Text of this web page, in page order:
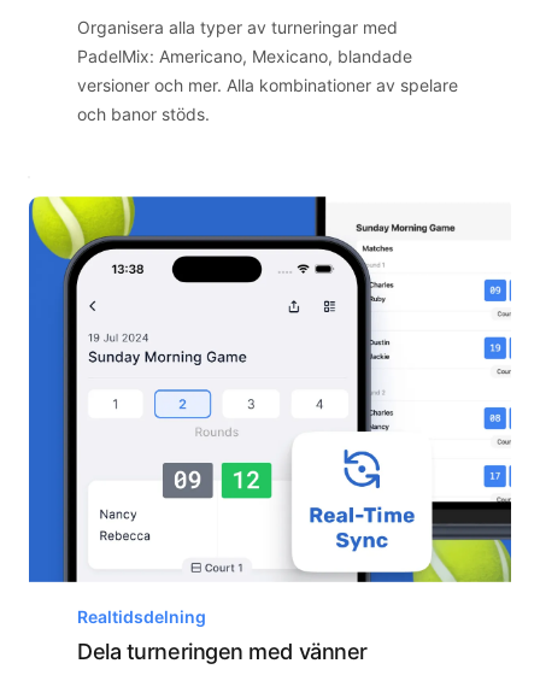
Organisera alla typer av turneringar med
PadelMix: Americano, Mexicano, blandade
versioner och mer. Alla kombinationer av spelare
och banor stöds.
Realtidsdelning
Dela turneringen med vänner